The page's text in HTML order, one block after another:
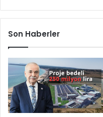
Son Haberler